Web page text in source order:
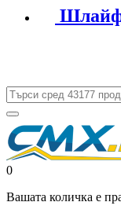
0
Вашата количка е